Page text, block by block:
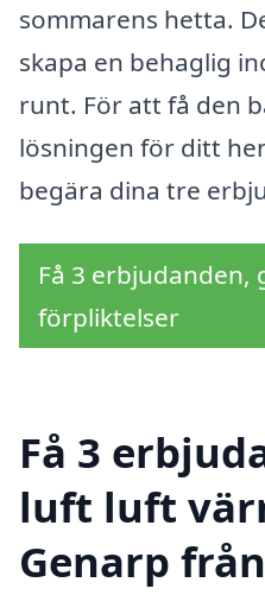
sommarens hetta.
skapa en behaglig
runt. För att få den
lösningen för ditt
begära dina tre
Få 3 erbjudanden,
förpliktelser
Få 3
luft luft
Genarp från